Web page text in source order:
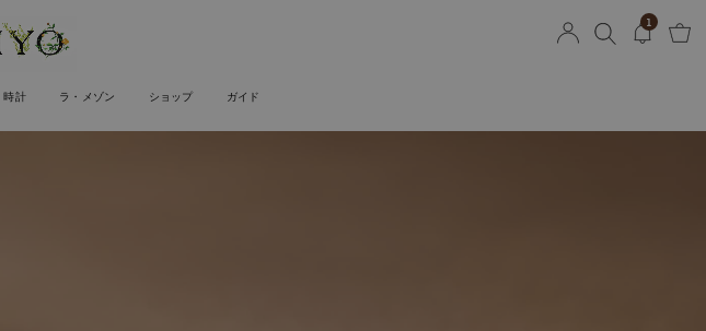
時計 ラ・メゾン ショップ ガイド
1